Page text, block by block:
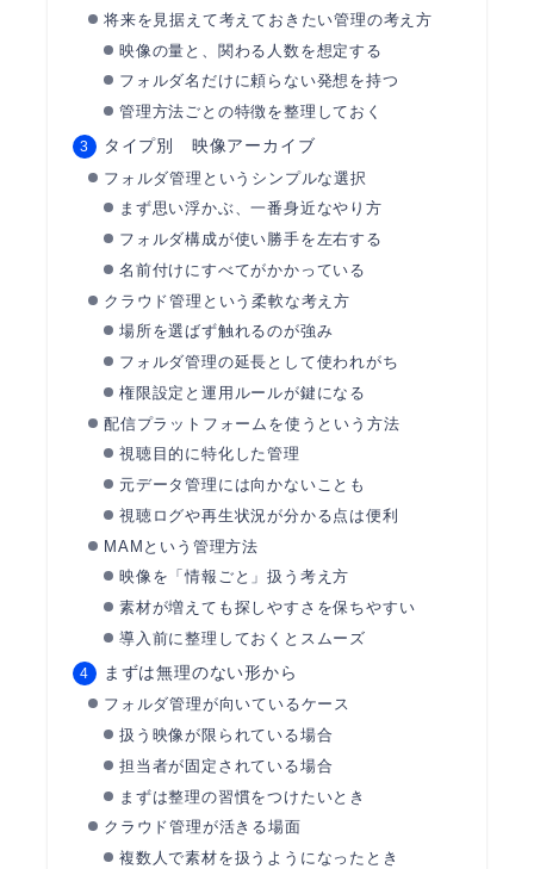
将来を見据えて考えておきたい管理の考え方
映像の量と、関わる人数を想定する
フォルダ名だけに頼らない発想を持つ
管理方法ごとの特徴を整理しておく
タイプ別 映像アーカイブ
フォルダ管理というシンプルな選択
まず思い浮かぶ、一番身近なやり方
フォルダ構成が使い勝手を左右する
名前付けにすべてがかかっている
クラウド管理という柔軟な考え方
場所を選ばず触れるのが強み
フォルダ管理の延長として使われがち
権限設定と運用ルールが鍵になる
配信プラットフォームを使うという方法
視聴目的に特化した管理
元データ管理には向かないことも
視聴ログや再生状況が分かる点は便利
MAMという管理方法
映像を「情報ごと」扱う考え方
素材が増えても探しやすさを保ちやすい
導入前に整理しておくとスムーズ
まずは無理のない形から
フォルダ管理が向いているケース
扱う映像が限られている場合
担当者が固定されている場合
まずは整理の習慣をつけたいとき
クラウド管理が活きる場面
複数人で素材を扱うようになったとき